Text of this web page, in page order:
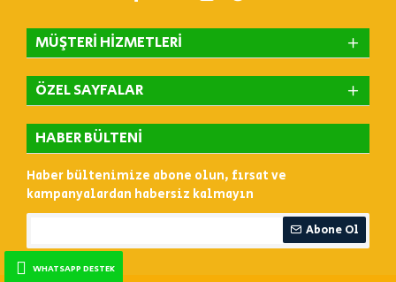
WHATSAPP DESTEK
MÜŞTERI HIZMETLERI
ÖZEL SAYFALAR
HABER BÜLTENI
Haber bültenimize abone olun, fırsat ve
kampanyalardan habersiz kalmayın
Abone Ol